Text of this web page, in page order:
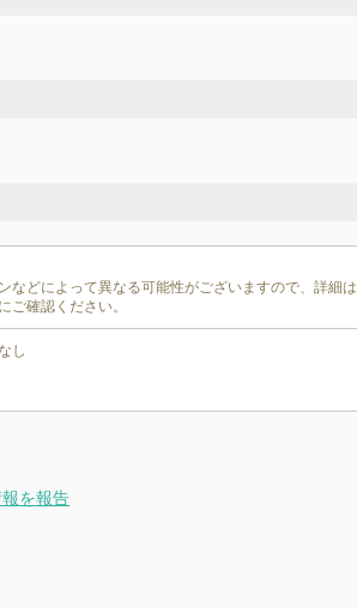
などによって異なる可能性がございますので、詳細は
ご確認ください。
し
を報告